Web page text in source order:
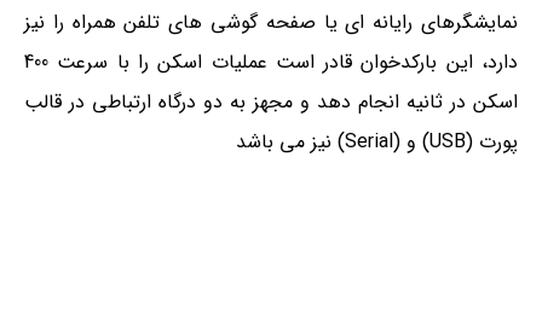
نمایشگرهای رایانه ای یا صفحه گوشی های تلفن همراه را نیز
دارد، این بارکدخوان قادر است عملیات اسکن را با سرعت 400
اسکن در ثانیه انجام دهد و مجهز به دو درگاه ارتباطی در قالب
پورت (USB) و (Serial) نیز می باشد